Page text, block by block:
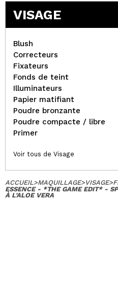
VISAGE
Blush
Correcteurs
Fixateurs
Fonds de teint
Illuminateurs
Papier matifiant
Poudre bronzante
Poudre compacte / libre
Primer
Voir tous de Visage
ACCUEIL>MAQUILLAGE>VISAGE>
ESSENCE - *THE GAME EDIT* -
À L'ALOE VERA